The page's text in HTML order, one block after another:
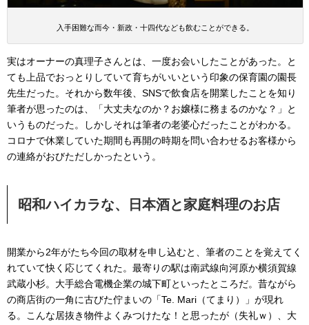
入手困難な而今・新政・十四代なども飲むことができる。
実はオーナーの真理子さんとは、一度お会いしたことがあった。と
ても上品でおっとりしていて育ちがいいという印象の保育園の園長
先生だった。それから数年後、SNSで飲食店を開業したことを知り
筆者が思ったのは、「大丈夫なのか？お嬢様に務まるのかな？」と
いうものだった。しかしそれは筆者の老婆心だったことがわかる。
コロナで休業していた期間も再開の時期を問い合わせるお客様から
の連絡がおびただしかったという。
昭和ハイカラな、日本酒と家庭料理のお店
開業から2年がたち今回の取材を申し込むと、筆者のことを覚えてく
れていて快く応じてくれた。最寄りの駅は南武線向河原か横須賀線
武蔵小杉。大手総合電機企業の城下町といったところだ。昔ながら
の商店街の一角に古びた佇まいの「Te. Mari（てまり）」が現れ
る。こんな居抜き物件よくみつけたな！と思ったが（失礼ｗ）、大